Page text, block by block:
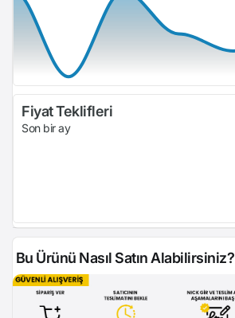
Fiyat Teklifleri
Son bir ay
Bu Ürünü Nasıl Satın Alabilirsiniz?